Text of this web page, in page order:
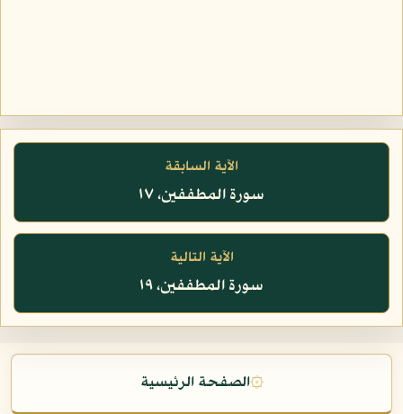
الآية السابقة
سورة المطففين، ١٧
الآية التالية
سورة المطففين، ١٩
۞الصفحة الرئيسية